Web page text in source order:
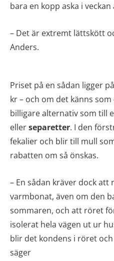
bara en kopp aska i
– Det är extremt lättskött
Anders.
Priset på en sådan ligger
kr – och om det känns
billigare alternativ som till
ellerseparetter. I den
fekalier och blir till mull
rabatten om så önskas.
– En sådan kräver dock
varmbonat, även om den
sommaren, och att röret
isolerat hela vägen ut ur
blir det kondens i röret
säger